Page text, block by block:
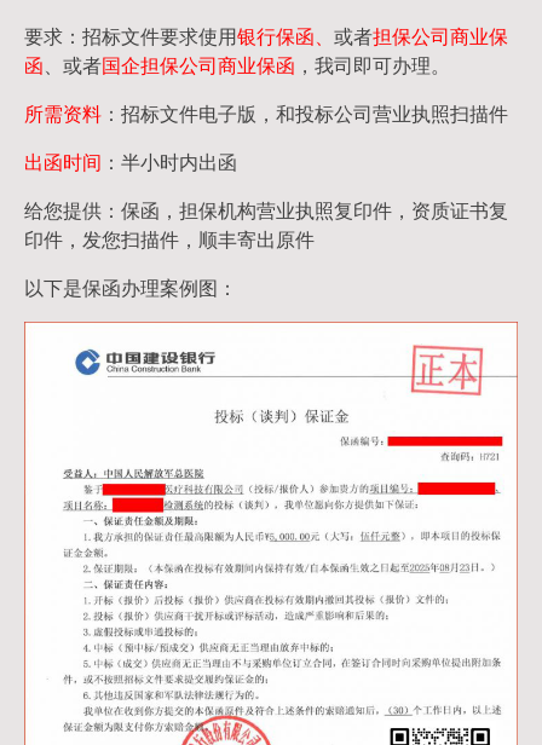
要求：招标文件要求使用银行保函、 或者担保公司商业保
函 、或者国企担保公司商业保函 ，我司即可办理。
所需资料 ：招标文件电子版，和投标公司营业执照扫描件
出函时间 ：半小时内出函
给您提供：保函，担保机构营业执照复印件，资质证书复
印件，发您扫描件，顺丰寄出原件
以下是保函办理案例图：